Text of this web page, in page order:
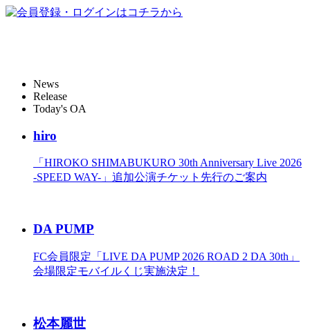
News
Release
Today's OA
hiro
「HIROKO SHIMABUKURO 30th Anniversary Live 2026
-SPEED WAY-」追加公演チケット先行のご案内
DA PUMP
FC会員限定「LIVE DA PUMP 2026 ROAD 2 DA 30th」
会場限定モバイルくじ実施決定！
松本麗世